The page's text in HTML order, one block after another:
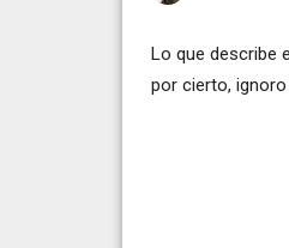
Lo que describe
por cierto,